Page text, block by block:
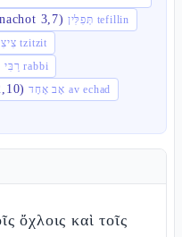
3,7) תְּפִלִּין tefillin
צִיצִית tzitzit
רַבִּי rabbi
אָב אֶחָד av echad
ὄχλοις καὶ τοῖς